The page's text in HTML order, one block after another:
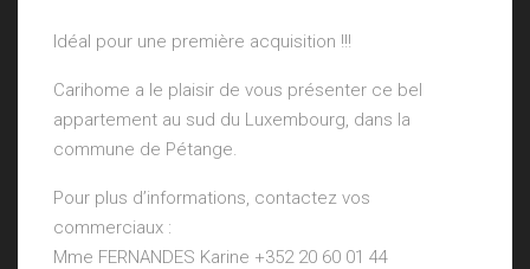
Idéal pour une première acquisition !!!
Carihome a le plaisir de vous présenter ce bel
appartement au sud du Luxembourg, dans la
commune de Pétange.
Pour plus d’informations, contactez vos
commerciaux :
Mme FERNANDES Karine +352 20 60 01 44